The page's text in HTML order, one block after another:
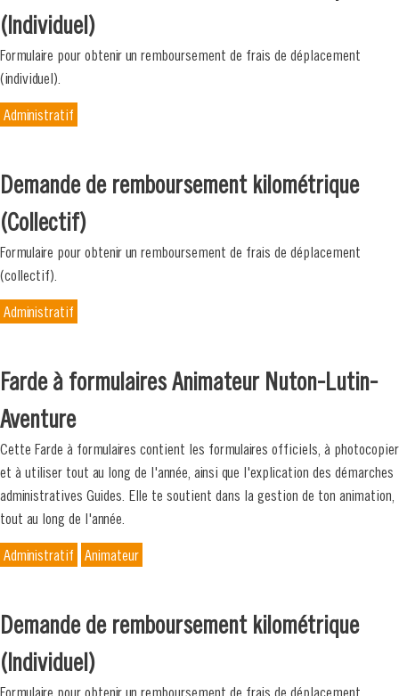
(Individuel)
Formulaire pour obtenir un remboursement de frais de déplacement
(individuel).
Administratif
Demande de remboursement kilométrique
(Collectif)
Formulaire pour obtenir un remboursement de frais de déplacement
(collectif).
Administratif
Farde à formulaires Animateur Nuton-Lutin-
Aventure
Cette Farde à formulaires contient les formulaires officiels, à photocopier
et à utiliser tout au long de l'année, ainsi que l'explication des démarches
administratives Guides. Elle te soutient dans la gestion de ton animation,
tout au long de l'année.
Administratif Animateur
Demande de remboursement kilométrique
(Individuel)